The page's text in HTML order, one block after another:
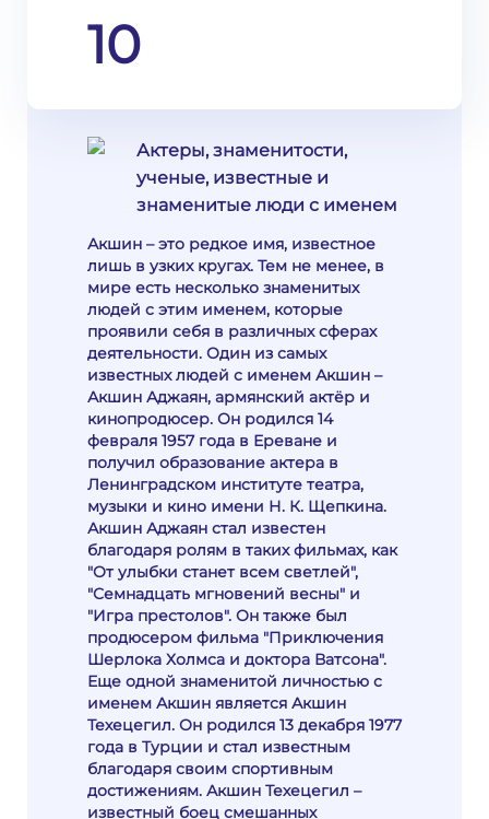
10
Актеры, знаменитости,
ученые, известные и
знаменитые люди с именем
Акшин – это редкое имя, известное
лишь в узких кругах. Тем не менее, в
мире есть несколько знаменитых
людей с этим именем, которые
проявили себя в различных сферах
деятельности. Один из самых
известных людей с именем Акшин –
Акшин Аджаян, армянский актёр и
кинопродюсер. Он родился 14
февраля 1957 года в Ереване и
получил образование актера в
Ленинградском институте театра,
музыки и кино имени Н. К. Щепкина.
Акшин Аджаян стал известен
благодаря ролям в таких фильмах, как
"От улыбки станет всем светлей",
"Семнадцать мгновений весны" и
"Игра престолов". Он также был
продюсером фильма "Приключения
Шерлока Холмса и доктора Ватсона".
Еще одной знаменитой личностью с
именем Акшин является Акшин
Техецегил. Он родился 13 декабря 1977
года в Турции и стал известным
благодаря своим спортивным
достижениям. Акшин Техецегил –
известный боец смешанных